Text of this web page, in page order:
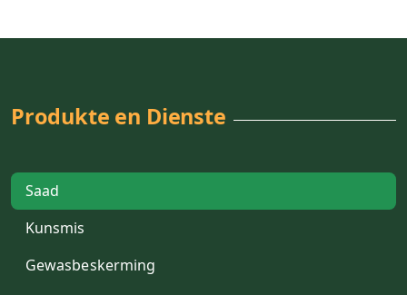
Produkte en Dienste
Saad
Kunsmis
Gewasbeskerming